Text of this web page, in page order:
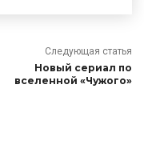
Следующая статья
Новый сериал по
вселенной «Чужого»